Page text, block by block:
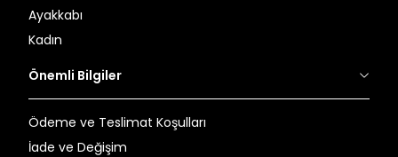
Ayakkabı
Kadın
Önemli Bilgiler
Ödeme ve Teslimat Koşulları
İade ve Değişim